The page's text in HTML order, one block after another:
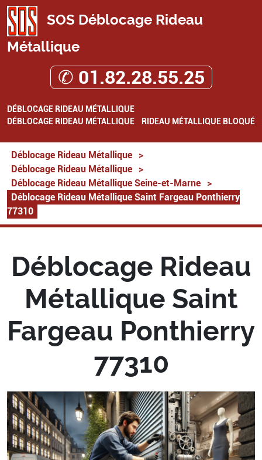
SOS Déblocage Rideau
Métallique
✆ 01.82.28.55.25
DÉBLOCAGE RIDEAU MÉTALLIQUE
DÉBLOCAGE RIDEAU MÉTALLIQUE
RIDEAU MÉTALLIQUE BLOQUÉ
Déblocage Rideau Métallique
>
Déblocage Rideau Métallique
>
Déblocage Rideau Métallique Seine-et-Marne
>
Déblocage Rideau Métallique Saint Fargeau Ponthierry
77310
Déblocage Rideau
Métallique Saint
Fargeau Ponthierry
77310